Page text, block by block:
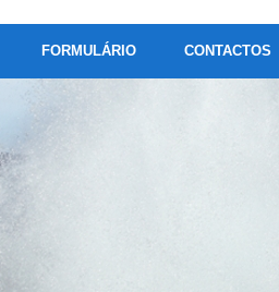
FORMULÁRIO CONTACTOS